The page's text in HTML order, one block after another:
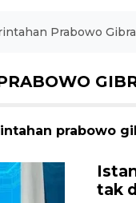
Prabowo
prabowo
tak